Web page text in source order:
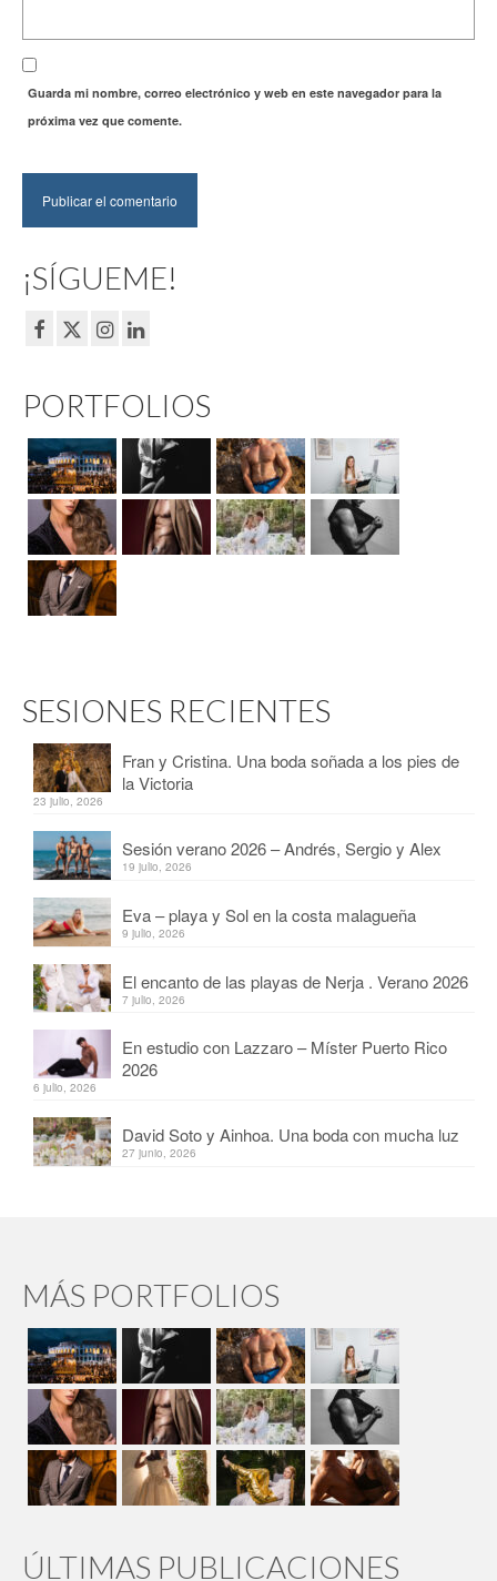
Guarda mi nombre, correo electrónico y web en este navegador para la
próxima vez que comente.
¡SÍGUEME!
PORTFOLIOS
SESIONES RECIENTES
Fran y Cristina. Una boda soñada a los pies de
la Victoria
23 julio, 2026
Sesión verano 2026 – Andrés, Sergio y Alex
19 julio, 2026
Eva – playa y Sol en la costa malagueña
9 julio, 2026
El encanto de las playas de Nerja . Verano 2026
7 julio, 2026
En estudio con Lazzaro – Míster Puerto Rico
2026
6 julio, 2026
David Soto y Ainhoa. Una boda con mucha luz
27 junio, 2026
MÁS PORTFOLIOS
ÚLTIMAS PUBLICACIONES